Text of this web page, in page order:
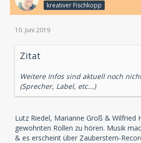
kreativer Fischkopp
10. Juni 2019
Zitat
Weitere Infos sind aktuell noch
(Sprecher, Label, etc...)
Lutz Riedel, Marianne Groß & Wilfried
gewohnten Rollen zu hören. Musik
& es erscheint über Zauberstern-